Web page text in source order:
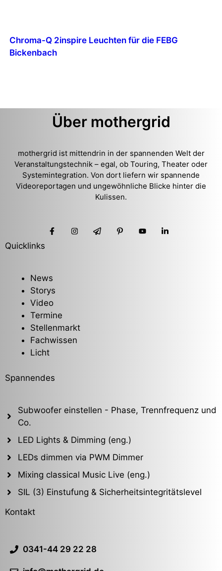
Chroma-Q 2inspire Leuchten für die FEBG
Bickenbach
Über mothergrid
mothergrid ist mittendrin in der spannenden Welt der
Veranstaltungstechnik – egal, ob Touring, Theater oder
Systemintegration. Von dort liefern wir spannende
Videoreportagen und ungewöhnliche Blicke hinter die
Kulissen.
Quicklinks
News
Storys
Video
Termine
Stellenmarkt
Fachwissen
Licht
Spannendes
Subwoofer einstellen - Phase, Trennfrequenz und
Co.
LED Lights & Dimming (eng.)
LEDs dimmen via PWM Dimmer
Mixing classical Music Live (eng.)
SIL (3) Einstufung & Sicherheitsintegritätslevel
Kontakt
0341-44 29 22 28